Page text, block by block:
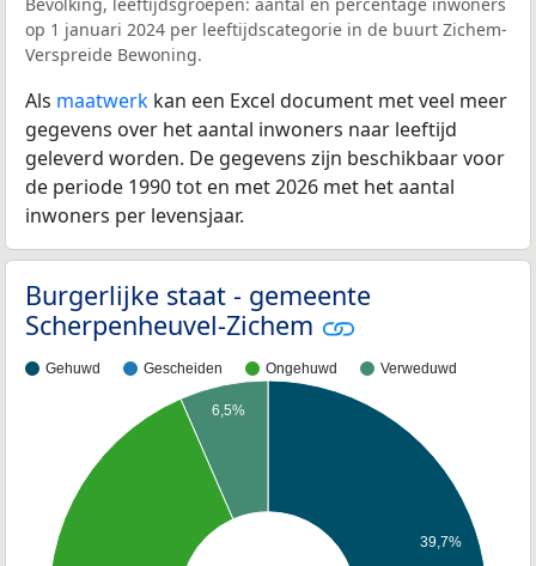
op 1 januari 2024 per leeftijdscategorie in de buurt Zichem-
Verspreide Bewoning.
Als maatwerk kan een Excel document met veel meer
gegevens over het aantal inwoners naar leeftijd
geleverd worden. De gegevens zijn beschikbaar voor
de periode 1990 tot en met 2026 met het aantal
inwoners per levensjaar.
Burgerlijke staat - gemeente
Scherpenheuvel-Zichem
Gehuwd Gescheiden Ongehuwd Verweduwd
39,7%
6,5%